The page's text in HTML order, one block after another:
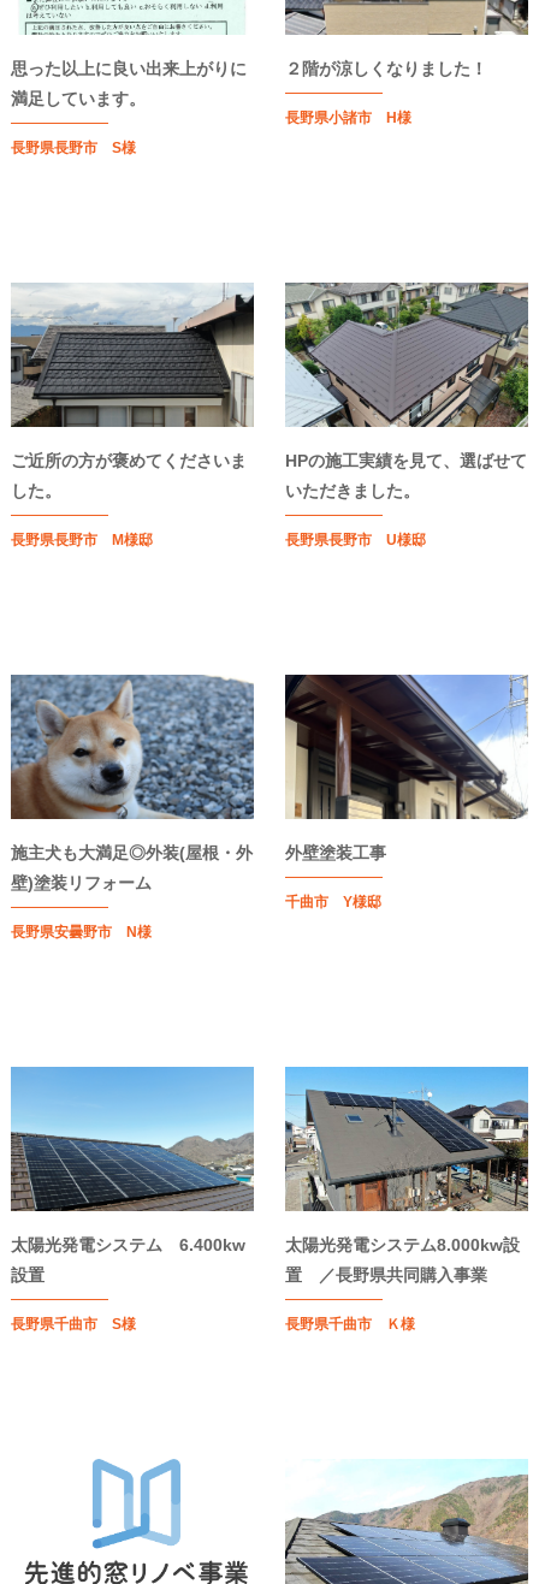
思った以上に良い出来上がりに
満足しています。
長野県長野市 S様
２階が涼しくなりました！
長野県小諸市 H様
ご近所の方が褒めてくださいま
した。
長野県長野市 M様邸
HPの施工実績を見て、選ばせて
いただきました。
長野県長野市 U様邸
施主犬も大満足◎外装(屋根・外
壁)塗装リフォーム
長野県安曇野市 N様
外壁塗装工事
千曲市 Y様邸
太陽光発電システム 6.400kw
設置
長野県千曲市 S様
太陽光発電システム8.000kw設
置 ／長野県共同購入事業
長野県千曲市 Ｋ様